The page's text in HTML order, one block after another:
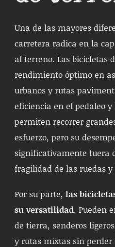
Una de las mayores
carretera radica en la
al terreno. Las bicicletas
rendimiento óptimo en
urbanos y rutas
eficiencia en el pedaleo
permiten recorrer
esfuerzo, pero su
significativamente fuera
fragilidad de las ruedas
Por su parte, las
su versatilidad. Pueden
de tierra, senderos
y rutas mixtas sin